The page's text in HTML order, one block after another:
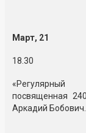
Март, 21
18.30
посвященная
Аркадий Бобович.